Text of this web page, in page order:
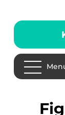
Figurativ konst: En